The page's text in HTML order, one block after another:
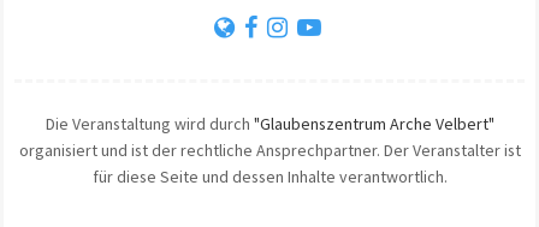
Die Veranstaltung wird durch "Glaubenszentrum Arche Velbert"
organisiert und ist der rechtliche Ansprechpartner. Der Veranstalter ist
für diese Seite und dessen Inhalte verantwortlich.